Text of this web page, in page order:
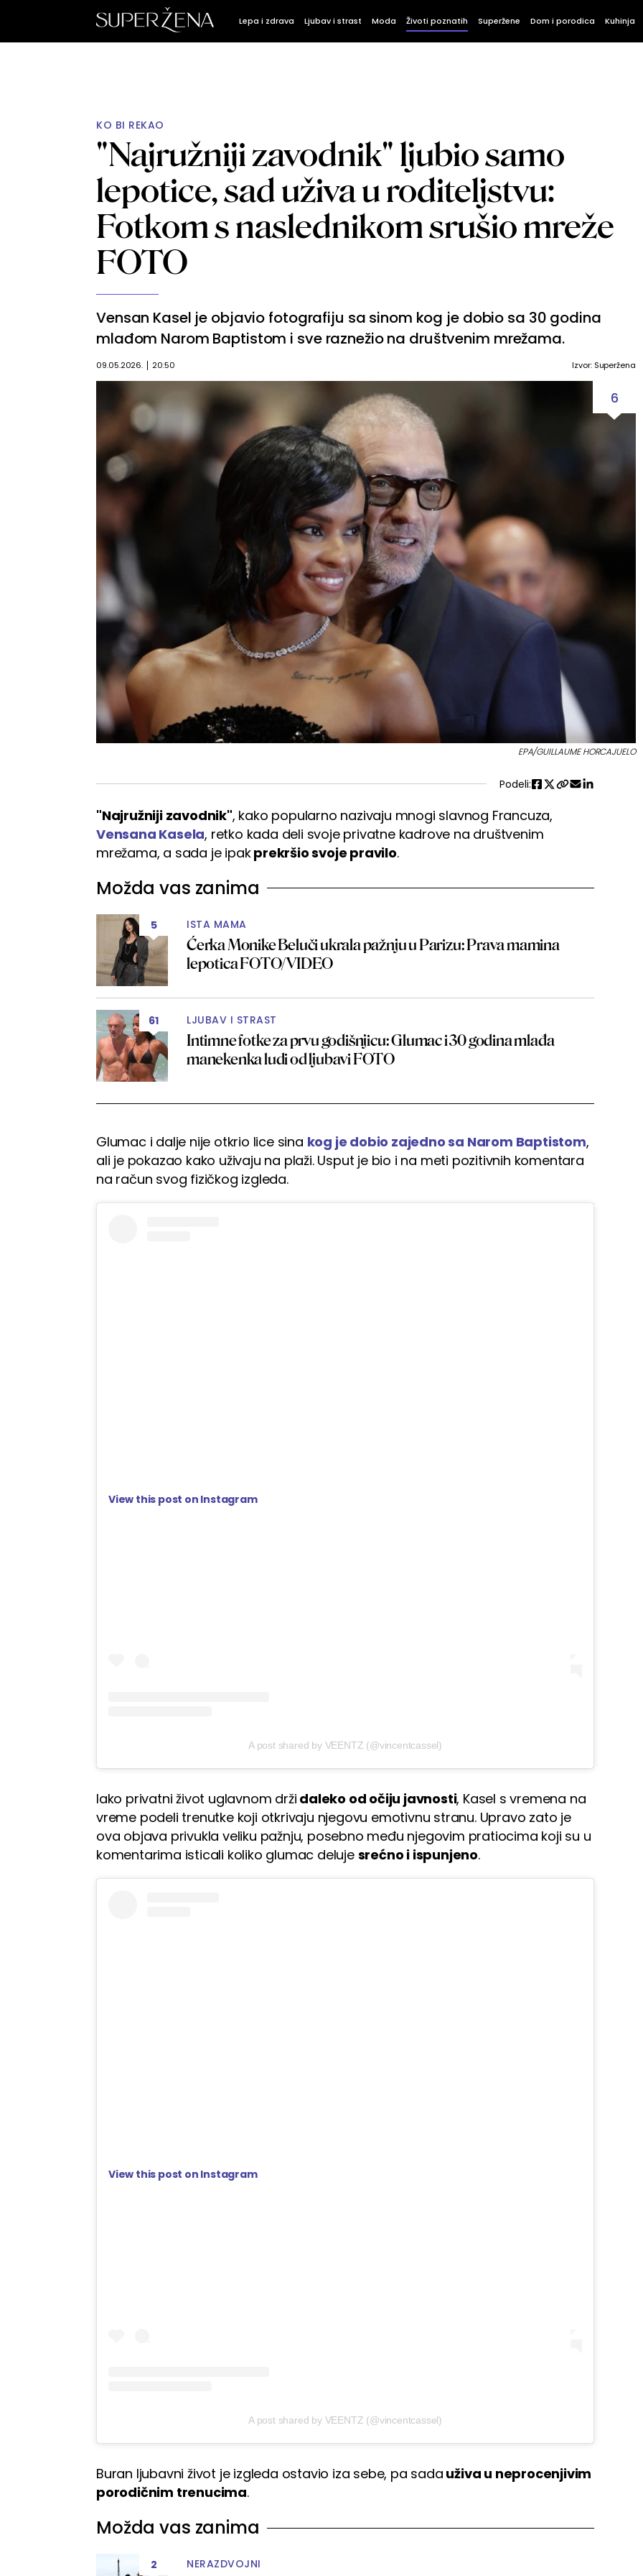
Lepa i zdrava Ljubav i strast Moda Životi poznatih Superžene Dom i porodica Kuhinja
KO BI REKAO
"Najružniji zavodnik" ljubio samo
lepotice, sad uživa u roditeljstvu:
Fotkom s naslednikom srušio mreže
FOTO
Vensan Kasel je objavio fotografiju sa sinom kog je dobio sa 30 godina
mlađom Narom Baptistom i sve raznežio na društvenim mrežama.
09.05.2026. 20:50 Izvor: Superžena
6
EPA/GUILLAUME HORCAJUELO
Podeli:
"Najružniji zavodnik", kako popularno nazivaju mnogi slavnog Francuza,
Vensana Kasela, retko kada deli svoje privatne kadrove na društvenim
mrežama, a sada je ipakprekršio svoje pravilo.
Možda vas zanima
5 ISTA MAMA
Ćerka Monike Beluči ukrala pažnju u Parizu: Prava mamina
lepotica FOTO/VIDEO
61 LJUBAV I STRAST
Intimne fotke za prvu godišnjicu: Glumac i 30 godina mlađa
manekenka ludi od ljubavi FOTO
Glumac i dalje nije otkrio lice sina kog je dobio zajedno sa Narom Baptistom,
ali je pokazao kako uživaju na plaži. Usput je bio i na meti pozitivnih komentara
na račun svog fizičkog izgleda.
View this post on Instagram
A post shared by VEENTZ (@vincentcassel)
Iako privatni život uglavnom drži daleko od očiju javnosti, Kasel s vremena na
vreme podeli trenutke koji otkrivaju njegovu emotivnu stranu. Upravo zato je
ova objava privukla veliku pažnju, posebno među njegovim pratiocima koji su u
komentarima isticali koliko glumac deluje srećno i ispunjeno.
View this post on Instagram
A post shared by VEENTZ (@vincentcassel)
Buran ljubavni život je izgleda ostavio iza sebe, pa sada uživa u neprocenjivim
porodičnim trenucima.
Možda vas zanima
2 NERAZDVOJNI